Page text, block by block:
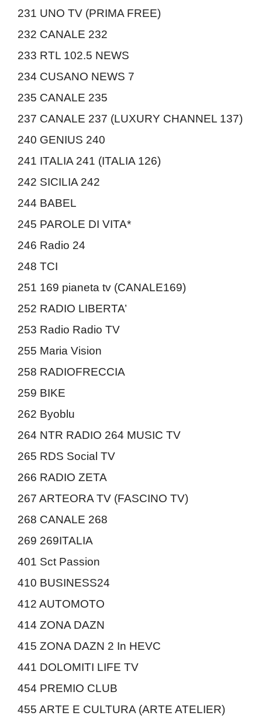
231 UNO TV (PRIMA FREE)
232 CANALE 232
233 RTL 102.5 NEWS
234 CUSANO NEWS 7
235 CANALE 235
237 CANALE 237 (LUXURY CHANNEL 137)
240 GENIUS 240
241 ITALIA 241 (ITALIA 126)
242 SICILIA 242
244 BABEL
245 PAROLE DI VITA*
246 Radio 24
248 TCI
251 169 pianeta tv (CANALE169)
252 RADIO LIBERTA’
253 Radio Radio TV
255 Maria Vision
258 RADIOFRECCIA
259 BIKE
262 Byoblu
264 NTR RADIO 264 MUSIC TV
265 RDS Social TV
266 RADIO ZETA
267 ARTEORA TV (FASCINO TV)
268 CANALE 268
269 269ITALIA
401 Sct Passion
410 BUSINESS24
412 AUTOMOTO
414 ZONA DAZN
415 ZONA DAZN 2 In HEVC
441 DOLOMITI LIFE TV
454 PREMIO CLUB
455 ARTE E CULTURA (ARTE ATELIER)